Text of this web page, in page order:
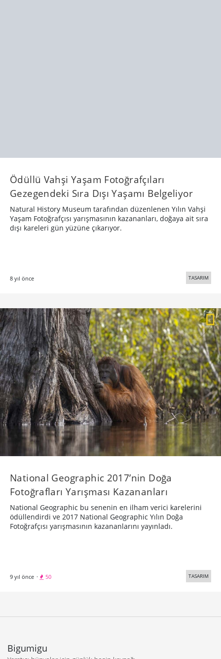
Ödüllü Vahşi Yaşam Fotoğrafçıları
Gezegendeki Sıra Dışı Yaşamı Belgeliyor
Natural History Museum tarafından düzenlenen Yılın Vahşi
Yaşam Fotoğrafçısı yarışmasının kazananları, doğaya ait sıra
dışı kareleri gün yüzüne çıkarıyor.
8 yıl önce TASARIM
National Geographic 2017’nin Doğa
Fotoğrafları Yarışması Kazananları
National Geographic bu senenin en ilham verici karelerini
ödüllendirdi ve 2017 National Geographic Yılın Doğa
Fotoğrafçısı yarışmasının kazananlarını yayınladı.
9 yıl önce · 50 TASARIM
Bigumigu